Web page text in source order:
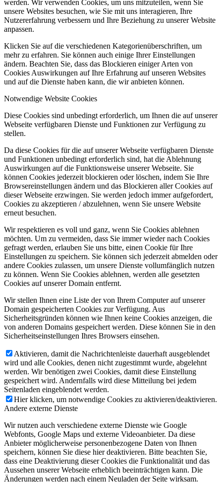
werden. Wir verwenden Cookies, um uns mitzuteilen, wenn Sie
unsere Websites besuchen, wie Sie mit uns interagieren, Ihre
Nutzererfahrung verbessern und Ihre Beziehung zu unserer Website
anpassen.
Klicken Sie auf die verschiedenen Kategorienüberschriften, um
mehr zu erfahren. Sie können auch einige Ihrer Einstellungen
ändern. Beachten Sie, dass das Blockieren einiger Arten von
Cookies Auswirkungen auf Ihre Erfahrung auf unseren Websites
und auf die Dienste haben kann, die wir anbieten können.
Notwendige Website Cookies
Diese Cookies sind unbedingt erforderlich, um Ihnen die auf unserer
Webseite verfügbaren Dienste und Funktionen zur Verfügung zu
stellen.
Da diese Cookies für die auf unserer Webseite verfügbaren Dienste
und Funktionen unbedingt erforderlich sind, hat die Ablehnung
Auswirkungen auf die Funktionsweise unserer Webseite. Sie
können Cookies jederzeit blockieren oder löschen, indem Sie Ihre
Browsereinstellungen ändern und das Blockieren aller Cookies auf
dieser Webseite erzwingen. Sie werden jedoch immer aufgefordert,
Cookies zu akzeptieren / abzulehnen, wenn Sie unsere Website
erneut besuchen.
Wir respektieren es voll und ganz, wenn Sie Cookies ablehnen
möchten. Um zu vermeiden, dass Sie immer wieder nach Cookies
gefragt werden, erlauben Sie uns bitte, einen Cookie für Ihre
Einstellungen zu speichern. Sie können sich jederzeit abmelden oder
andere Cookies zulassen, um unsere Dienste vollumfänglich nutzen
zu können. Wenn Sie Cookies ablehnen, werden alle gesetzten
Cookies auf unserer Domain entfernt.
Wir stellen Ihnen eine Liste der von Ihrem Computer auf unserer
Domain gespeicherten Cookies zur Verfügung. Aus
Sicherheitsgründen können wie Ihnen keine Cookies anzeigen, die
von anderen Domains gespeichert werden. Diese können Sie in den
Sicherheitseinstellungen Ihres Browsers einsehen.
Aktivieren, damit die Nachrichtenleiste dauerhaft ausgeblendet
wird und alle Cookies, denen nicht zugestimmt wurde, abgelehnt
werden. Wir benötigen zwei Cookies, damit diese Einstellung
gespeichert wird. Andernfalls wird diese Mitteilung bei jedem
Seitenladen eingeblendet werden.
Hier klicken, um notwendige Cookies zu aktivieren/deaktivieren.
Andere externe Dienste
Wir nutzen auch verschiedene externe Dienste wie Google
Webfonts, Google Maps und externe Videoanbieter. Da diese
Anbieter möglicherweise personenbezogene Daten von Ihnen
speichern, können Sie diese hier deaktivieren. Bitte beachten Sie,
dass eine Deaktivierung dieser Cookies die Funktionalität und das
Aussehen unserer Webseite erheblich beeinträchtigen kann. Die
Änderungen werden nach einem Neuladen der Seite wirksam.